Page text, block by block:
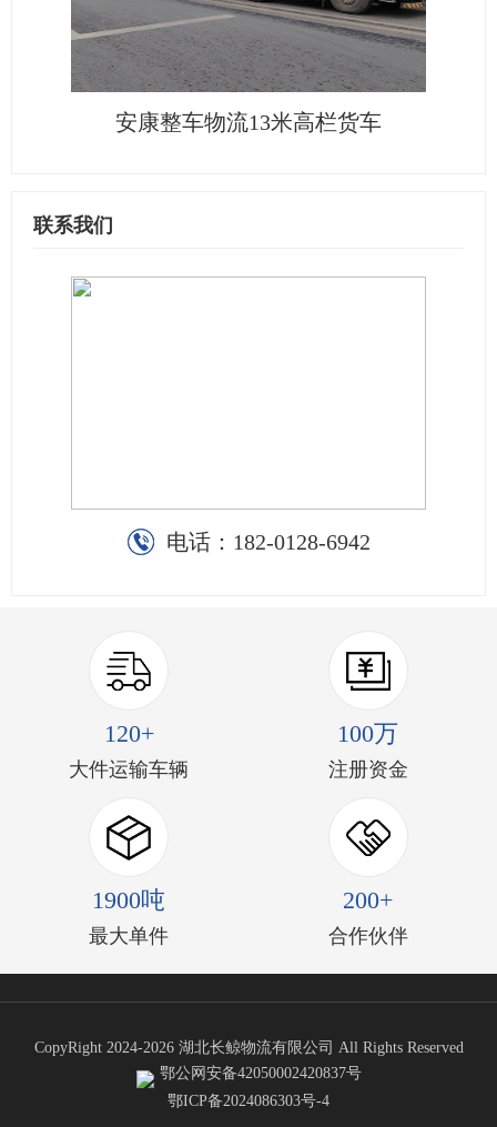
安康整车物流13米高栏货车
联系我们
电话： 182-0128-6942
120+
大件运输车辆
100万
注册资金
1900吨
最大单件
200+
合作伙伴
CopyRight 2024-2026 湖北长鲸物流有限公司 All Rights Reserved
鄂公网安备42050002420837号
鄂ICP备2024086303号-4